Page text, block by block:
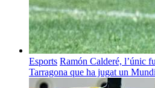
Esports Ramón Calderé, l’únic
Tarragona que ha jugat un